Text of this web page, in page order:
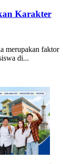
Karakter
merupakan faktor
di...